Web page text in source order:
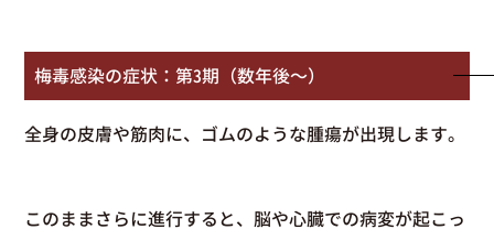
梅毒感染の症状：第3期（数年後〜）
全身の皮膚や筋肉に、ゴムのような腫瘍が出現します。
このままさらに進行すると、脳や心臓での病変が起こっ